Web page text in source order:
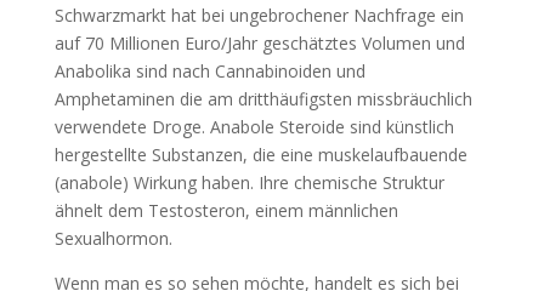
Schwarzmarkt hat bei ungebrochener Nachfrage ein
auf 70 Millionen Euro/Jahr geschätztes Volumen und
Anabolika sind nach Cannabinoiden und
Amphetaminen die am dritthäufigsten missbräuchlich
verwendete Droge. Anabole Steroide sind künstlich
hergestellte Substanzen, die eine muskelaufbauende
(anabole) Wirkung haben. Ihre chemische Struktur
ähnelt dem Testosteron, einem männlichen
Sexualhormon.
Wenn man es so sehen möchte, handelt es sich bei